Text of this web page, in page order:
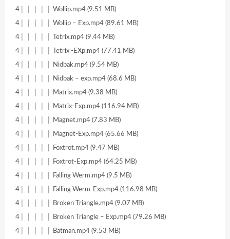
4│ │ │ │ │ Wollip.mp4 (9.51 MB)
4│ │ │ │ │ Wollip – Exp.mp4 (89.61 MB)
4│ │ │ │ │ Tetrix.mp4 (9.44 MB)
4│ │ │ │ │ Tetrix -EXp.mp4 (77.41 MB)
4│ │ │ │ │ Nidbak.mp4 (9.54 MB)
4│ │ │ │ │ Nidbak – exp.mp4 (68.6 MB)
4│ │ │ │ │ Matrix.mp4 (9.38 MB)
4│ │ │ │ │ Matrix-Exp.mp4 (116.94 MB)
4│ │ │ │ │ Magnet.mp4 (7.83 MB)
4│ │ │ │ │ Magnet-Exp.mp4 (65.66 MB)
4│ │ │ │ │ Foxtrot.mp4 (9.47 MB)
4│ │ │ │ │ Foxtrot-Exp.mp4 (64.25 MB)
4│ │ │ │ │ Falling Werm.mp4 (9.5 MB)
4│ │ │ │ │ Falling Werm-Exp.mp4 (116.98 MB)
4│ │ │ │ │ Broken Triangle.mp4 (9.07 MB)
4│ │ │ │ │ Broken Triangle – Exp.mp4 (79.26 MB)
4│ │ │ │ │ Batman.mp4 (9.53 MB)